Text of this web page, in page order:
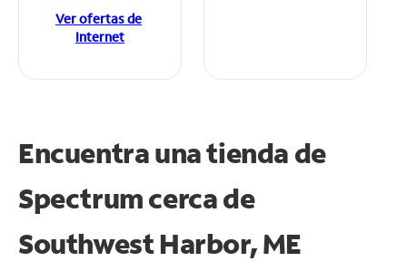
Ver ofertas de
Internet
Encuentra una tienda de
Spectrumcerca de
Southwest Harbor, ME